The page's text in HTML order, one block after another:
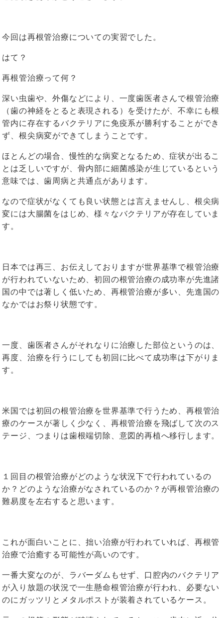
今回は再根管治療についての実習でした。
はて？
再根管治療って何？
深い虫歯や、外傷などにより、一度歯医者さんで根管治療
（歯の神経をとると表現される）を受けたが、不幸にも根
管内に存在するバクテリアに免疫系が勝利することができ
ず、根尖病変ができてしまうことです。
ほとんどの場合、慢性的な病変となるため、症状が出るこ
とは乏しいですが、骨内部に細菌感染が生じているという
意味では、歯周病と共通点があります。
なので症状がなくても良い状態とは言えませんし、根尖病
変には大腸菌をはじめ、様々なバクテリアが存在していま
す。
日本では再三、お伝えしておりますが世界基準で根管治療
が行われていないため、初回の根管治療の成功率が先進諸
国の中では著しく低いため、再根管治療が多い、先進国の
なかではお祭り状態です。
一度、歯医者さんがそれなりに治療した部位というのは、
再度、治療を行うにしても初回に比べて成功率は下がりま
す。
米国では初回の根管治療を世界基準で行うため、再根管治
療のケースが著しく少なく、再根管治療を飛ばして次のス
テージ、つまりは歯根端切除、意図的再植へ移行します。
１回目の根管治療がどのような状況下で行われているの
か？どのような治療がなされているのか？が再根管治療の
難易度を左右すると思います。
これが面白いことに、拙い治療が行われていれば、再根管
治療で治癒する可能性が高いのです。
一番大変なのが、ラバーダムもせず、口腔内のバクテリア
が入り放題の状況で一生懸命根管治療が行われ、必要ない
のにガッツリとメタルポストが装着されているケース。